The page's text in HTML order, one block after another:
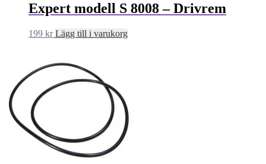
Expert modell S 8008 – Drivrem
199 kr Lägg till i varukorg